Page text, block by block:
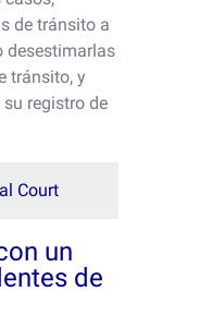
de tránsito a
desestimarlas
tránsito, y
registro de
Court
un
de